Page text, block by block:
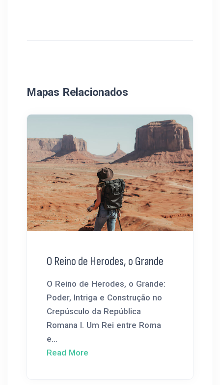
Mapas Relacionados
O Reino de Herodes, o Grande
O Reino de Herodes, o Grande:
Poder, Intriga e Construção no
Crepúsculo da República
Romana I. Um Rei entre Roma
e...
Read More